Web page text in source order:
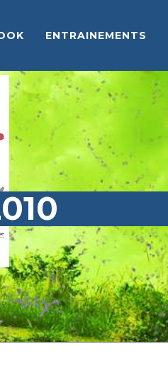
ENTRAINEMENTS